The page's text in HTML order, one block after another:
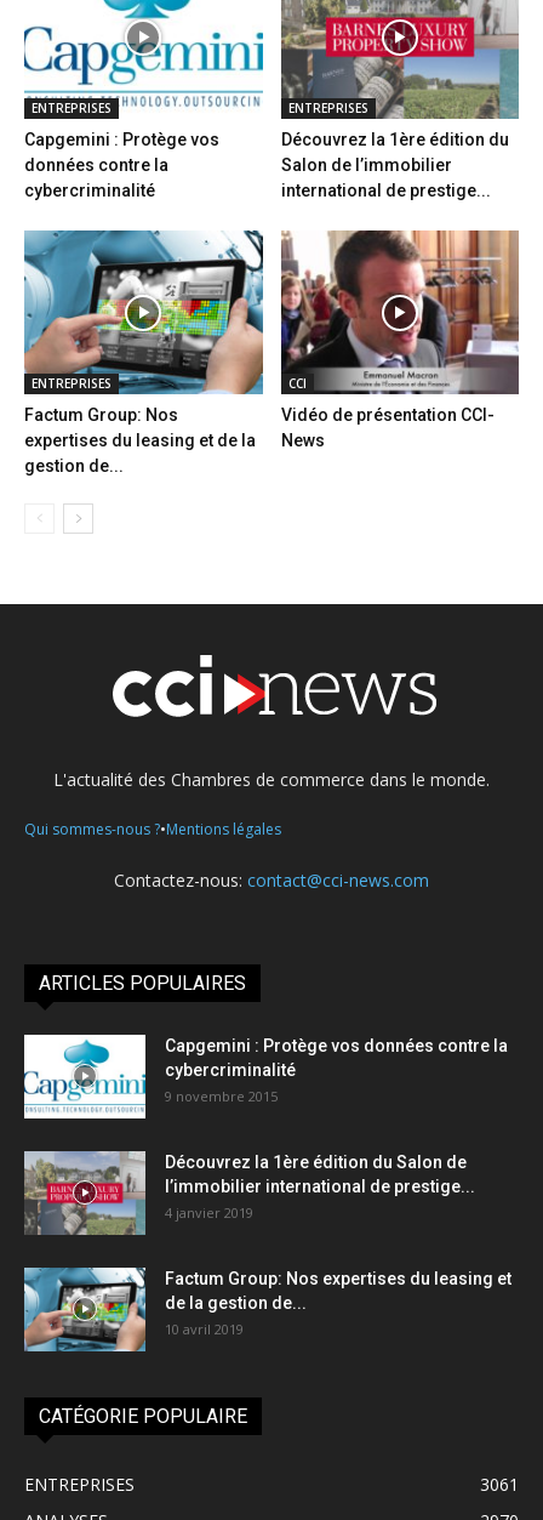
ENTREPRISES
Capgemini : Protège vos
données contre la
cybercriminalité
ENTREPRISES
Découvrez la 1ère édition du
Salon de l’immobilier
international de prestige...
ENTREPRISES
Factum Group: Nos
expertises du leasing et de la
gestion de...
CCI
Vidéo de présentation CCI-
News
L'actualité des Chambres de commerce dans le monde.
Qui sommes-nous ?•Mentions légales
Contactez-nous: contact@cci-news.com
ARTICLES POPULAIRES
Capgemini : Protège vos données contre la
cybercriminalité
9 novembre 2015
Découvrez la 1ère édition du Salon de
l’immobilier international de prestige...
4 janvier 2019
Factum Group: Nos expertises du leasing et
de la gestion de...
10 avril 2019
CATÉGORIE POPULAIRE
ENTREPRISES
3061